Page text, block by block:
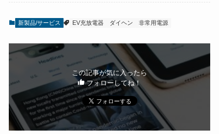
新製品/サービス EV充放電器 ダイヘン 非常用電源
この記事が気に入ったら
フォローしてね！